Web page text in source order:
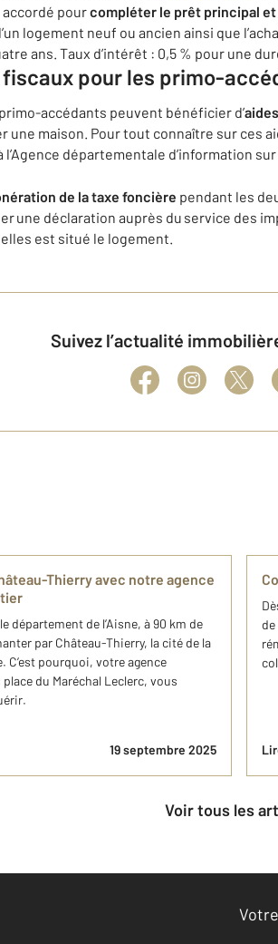
accordé pourcompléter le prêt principal
logement neuf ou ancien ainsi que
ans. Taux d’intérêt : 0,5 % pour une
pour les primo-
accédants peuvent bénéficier d’
une maison. Pour tout connaître sur ces
départementale d’information
de la taxe foncière pendant les
une déclaration auprès du service des
est situé le logement.
Suivez l’actualité
Thierry avec notre agence
département de l’Aisne, à 90 km de
par Château-Thierry, la cité de la
C’est pourquoi, votre agence
du Maréchal Leclerc, vous
19 septembre 2025
Voir tous les